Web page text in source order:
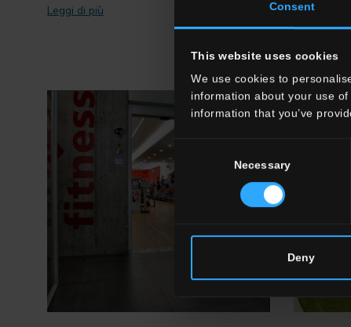
Consent
This website uses cookies
We use cookies to
information about your use
information that you’ve
Necessary
Deny
Leggi di più Leggi di più